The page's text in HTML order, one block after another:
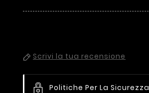
Scrivi la tua recensione
Politiche Per La Sicurezza